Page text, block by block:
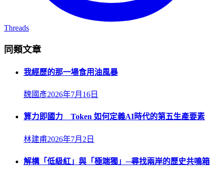
Threads
同類文章
我經歷的那一場食用油風暴
魏國彥2026年7月16日
算力即國力 Token 如何定義AI時代的第五生產要素
林建甫2026年7月2日
解構「低級紅」與「極端獨」─尋找兩岸的歷史共鳴箱